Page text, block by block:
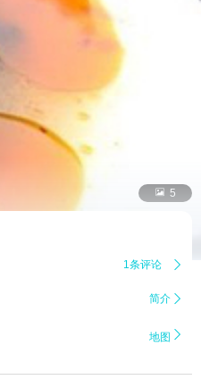
 5
1条评论 
简介 
地图 